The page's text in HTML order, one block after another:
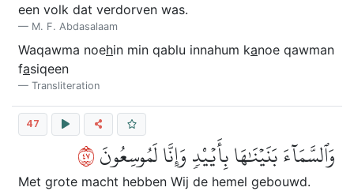
een volk dat verdorven was.
M. F. Abdasalaam
Waqawma noehin min qablu innahum kanoe qawman
fasiqeen
Transliteration
47
وَٱلسَّمَآءَ بَنَيۡنَٰهَا بِأَيۡيْدٖ وَإِنَّا لَمُوسِعُونَ٧٤
Met grote macht hebben Wij de hemel gebouwd.